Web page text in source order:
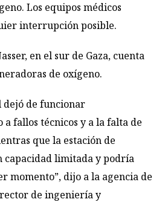
Los equipos médicos
interrupción posible.
en el sur de Gaza, cuenta
de oxígeno.
dejó de funcionar
fallos técnicos y a la falta de
que la estación de
capacidad limitada y podría
momento”, dijo a la agencia de
de ingeniería y